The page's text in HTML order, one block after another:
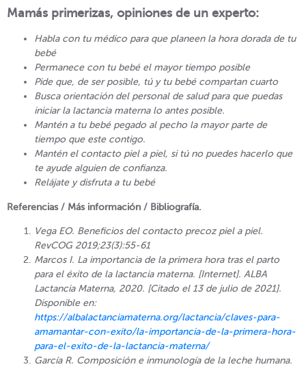
Mamás primerizas, opiniones de un experto:
Habla con tu médico para que planeen la hora dorada de tu
bebé
Permanece con tu bebé el mayor tiempo posible
Pide que, de ser posible, tú y tu bebé compartan cuarto
Busca orientación del personal de salud para que puedas
iniciar la lactancia materna lo antes posible.
Mantén a tu bebé pegado al pecho la mayor parte de
tiempo que este contigo.
Mantén el contacto piel a piel, si tú no puedes hacerlo que
te ayude alguien de confianza.
Relájate y disfruta a tu bebé
Referencias / Más información / Bibliografía.
Vega EO. Beneficios del contacto precoz piel a piel.
RevCOG 2019;23(3):55-61
Marcos I. La importancia de la primera hora tras el parto
para el éxito de la lactancia materna. [Internet]. ALBA
Lactancia Materna, 2020. [Citado el 13 de julio de 2021].
Disponible en:
https://albalactanciamaterna.org/lactancia/claves-para-
amamantar-con-exito/la-importancia-de-la-primera-hora-
para-el-exito-de-la-lactancia-materna/
García R. Composición e inmunología de la leche humana.